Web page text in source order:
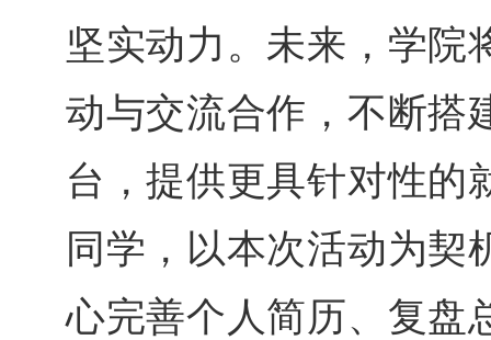
坚实动力。未来，学院
动与交流合作，不断搭
台，提供更具针对性的
同学，以本次活动为契
心完善个人简历、复盘